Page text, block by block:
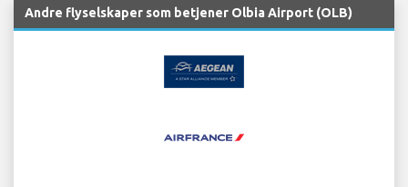
Andre flyselskaper som betjener Olbia Airport (OLB)